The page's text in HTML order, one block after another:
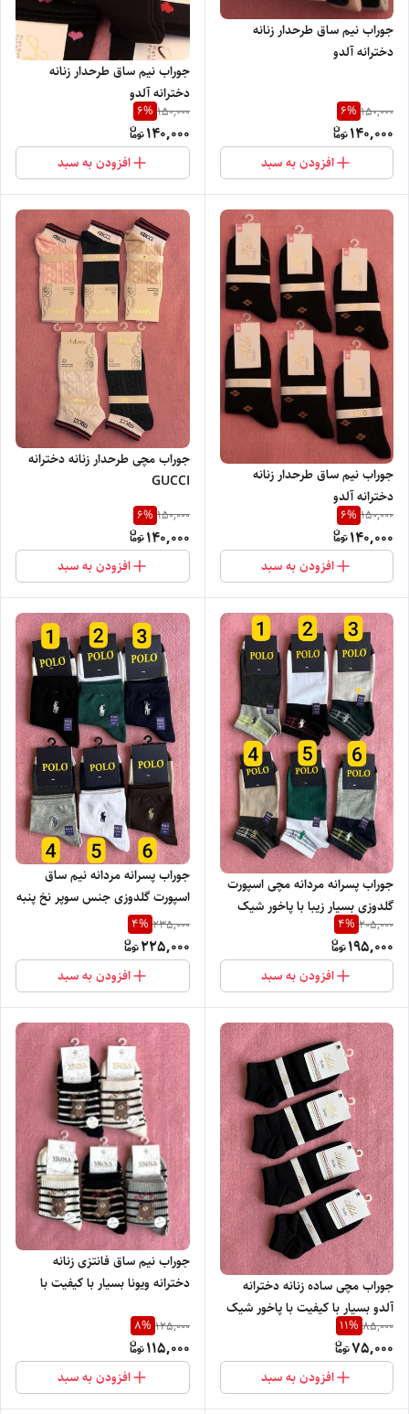
جوراب نیم ساق طرحدار زنانه
دخترانه آلدو
150,000
6%
140,000
افزودن به سبد
جوراب نیم ساق طرحدار زنانه
دخترانه آلدو
150,000
6%
140,000
افزودن به سبد
جوراب نیم ساق طرحدار زنانه
دخترانه آلدو
150,000
6%
140,000
افزودن به سبد
جوراب مچی طرحدار زنانه دخترانه
GUCCI
150,000
6%
140,000
افزودن به سبد
جوراب پسرانه مردانه مچی اسپورت
گلدوزی بسیار زیبا با پاخور شیک
205,000
4%
195,000
افزودن به سبد
جوراب پسرانه مردانه نیم ساق
اسپورت گلدوزی جنس سوپر نخ پنبه
بسیار با کیفیت با پاخور راحت و
شیک
235,000
4%
225,000
افزودن به سبد
جوراب مچی ساده زنانه دخترانه
آلدو بسیار با کیفیت با پاخور شیک
و راحت
85,000
11%
75,000
افزودن به سبد
جوراب نیم ساق فانتزی زنانه
دخترانه ویونا بسیار با کیفیت با
125,000
8%
115,000
افزودن به سبد